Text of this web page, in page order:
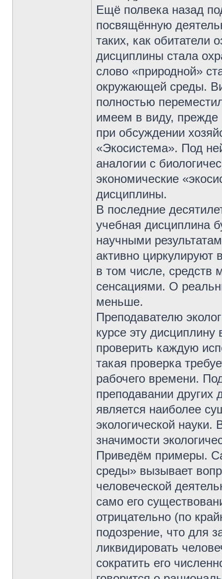
Ещё полвека назад
посвящённую
таких, как обитатели
дисциплины стала
слово «природной»
окружающей среды.
полностью
имеем в виду, прежде
при обсуждении
«Экосистема». Под
аналогии с
экономические
дисциплины.
В последние
учебная дисциплина
научными
активно циркулируют
в том числе, средств
сенсациями. О
меньше.
Преподавателю
курсе эту
проверить каждую
такая проверка
рабочего времени.
преподавании других
является наиболее
экологической
значимости
Приведём примеры.
среды» вызывает
человеческой
само его
отрицательно (по
подозрение, что для
ликвидировать
сократить его